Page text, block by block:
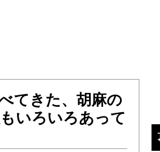
てきた、胡麻の
いろいろあって